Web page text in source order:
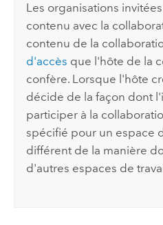
Les organisations
contenu avec la
contenu de la
d'accès que l'hôte de la
confère. Lorsque l'hôte
décide de la façon dont
participer à la
spécifié pour un espace
différent de la manière
d'autres espaces de